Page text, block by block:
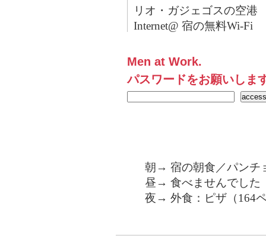
リオ・ガジェゴスの空港
Internet@ 宿の無料Wi-Fi
Men at Work.
パスワードをお願いしま
朝→ 宿の朝食／パンチ
昼→ 食べませんでした
夜→ 外食：ピザ（164